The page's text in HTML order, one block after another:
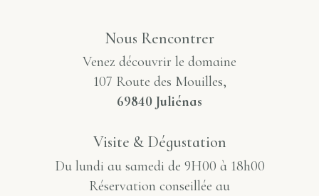
Nous Rencontrer
Venez découvrir le domaine
107 Route des Mouilles,
69840 Juliénas
Visite & Dégustation
Du lundi au samedi de 9H00 à 18h00
Réservation conseillée au